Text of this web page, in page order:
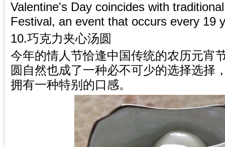
Valentine's Day coincides with
Festival, an event that occurs every 19
10.巧克力夹心汤圆
今年的情人节恰逢中国传统的农历元宵
圆自然也成了一种必不可少的选择选择
拥有一种特别的口感。